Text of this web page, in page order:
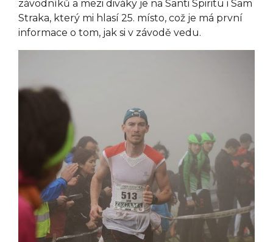
závodníků a mezi diváky je na Santi Spiritu i Sam
Straka, který mi hlasí 25. místo, což je má první
informace o tom, jak si v závodě vedu.